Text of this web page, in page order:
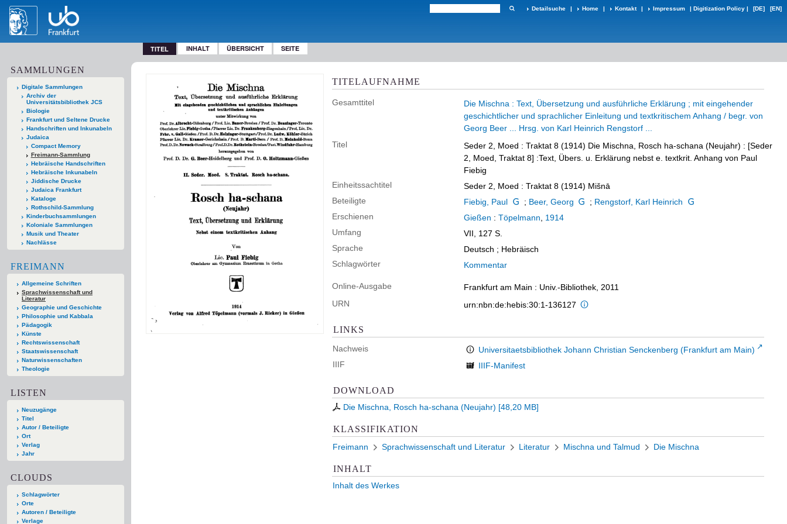
Detailsuche | Home | Kontakt | Impressum | Digitization Policy | [DE] [EN]
TITEL INHALT ÜBERSICHT SEITE
SAMMLUNGEN
Digitale Sammlungen
Archiv der
Universitätsbibliothek JCS
Biologie
Frankfurt und Seltene Drucke
Handschriften und Inkunabeln
Judaica
Compact Memory
Freimann-Sammlung
Hebräische Handschriften
Hebräische Inkunabeln
Jiddische Drucke
Judaica Frankfurt
Kataloge
Rothschild-Sammlung
Kinderbuchsammlungen
Koloniale Sammlungen
Musik und Theater
Nachlässe
FREIMANN
Allgemeine Schriften
Sprachwissenschaft und
Literatur
Geographie und Geschichte
Philosophie und Kabbala
Pädagogik
Künste
Rechtswissenschaft
Staatswissenschaft
Naturwissenschaften
Theologie
LISTEN
Neuzugänge
Titel
Autor / Beteiligte
Ort
Verlag
Jahr
CLOUDS
Schlagwörter
Orte
Autoren / Beteiligte
Verlage
TITELAUFNAHME
Gesamttitel
Die Mischna : Text, Übersetzung und ausführliche Erklärung ; mit eingehender
geschichtlicher und sprachlicher Einleitung und textkritischem Anhang / begr. von
Georg Beer ... Hrsg. von Karl Heinrich Rengstorf ...
Titel
Seder 2, Moed : Traktat 8 (1914) Die Mischna, Rosch ha-schana (Neujahr) : [Seder
2, Moed, Traktat 8] :Text, Übers. u. Erklärung nebst e. textkrit. Anhang von Paul
Fiebig
Einheitssachtitel
Seder 2, Moed : Traktat 8 (1914) Mišnā
Beteiligte
Fiebig, Paul ; Beer, Georg ; Rengstorf, Karl Heinrich
Erschienen
Gießen : Töpelmann
1914
Umfang
VII, 127 S.
Sprache
Deutsch ; Hebräisch
Schlagwörter
Kommentar
Online-Ausgabe
Frankfurt am Main : Univ.-Bibliothek, 2011
URN
urn:nbn:de:hebis:30:1-136127
LINKS
Nachweis
Universitaetsbibliothek Johann Christian Senckenberg (Frankfurt am Main)
IIIF
IIIF-Manifest
DOWNLOAD
Die Mischna, Rosch ha-schana (Neujahr) [48,20 MB]
KLASSIFIKATION
Freimann Sprachwissenschaft und Literatur Literatur Mischna und Talmud Die Mischna
INHALT
Inhalt des Werkes